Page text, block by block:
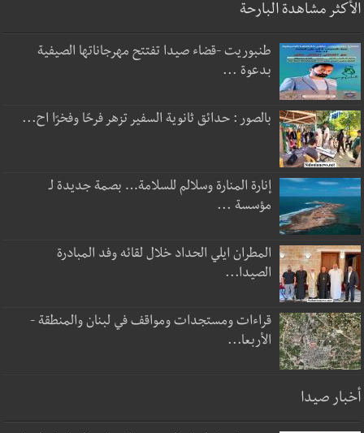
الأكثر مشاهدة البارحة
طنبوريت -قضاء صيدا تفتتح مهرجاناتها الصيفية
بدعوة ...
بالصور : حدائق ثانوية السفير تزهر فرحًا وفخرًا اح...
إنارة المنارة وسلالم للسلامة… بصمة جديدة لـ
مؤسسة ...
المطران ايلي الحداد خلال لقائه وفد المبادرة
الصيدا...
قراءات ومستجدات ومواقف في لبنان والمنطقة -
الأربعا...
أخبار صيدا